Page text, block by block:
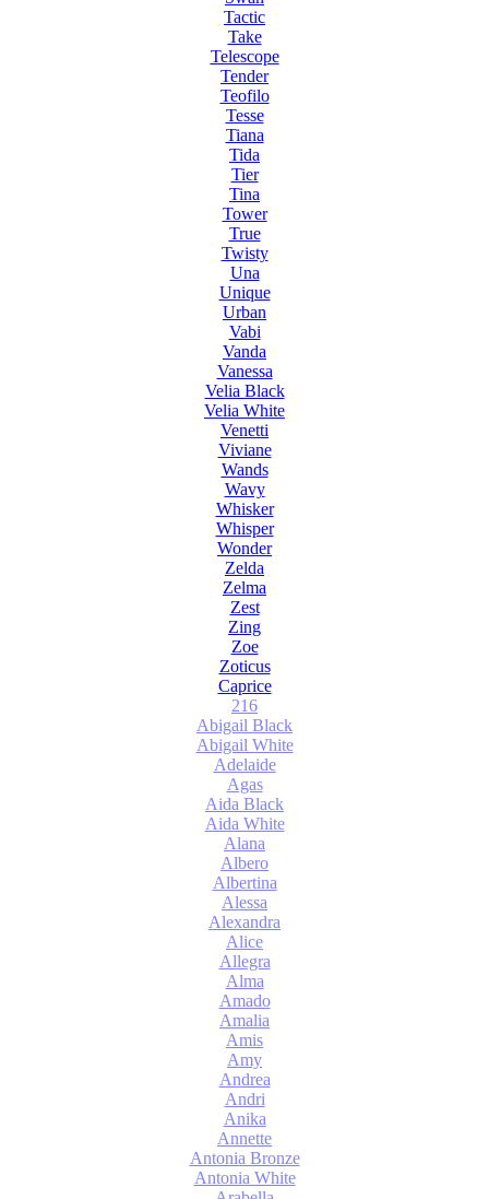
Tactic
Take
Telescope
Tender
Teofilo
Tesse
Tiana
Tida
Tier
Tina
Tower
True
Twisty
Una
Unique
Urban
Vabi
Vanda
Vanessa
Velia Black
Velia White
Venetti
Viviane
Wands
Wavy
Whisker
Whisper
Wonder
Zelda
Zelma
Zest
Zing
Zoe
Zoticus
Сaprice
216
Abigail Black
Abigail White
Adelaide
Agas
Aida Black
Aida White
Alana
Albero
Albertina
Alessa
Alexandra
Alice
Allegra
Alma
Amado
Amalia
Amis
Amy
Andrea
Andri
Anika
Annette
Antonia Bronze
Antonia White